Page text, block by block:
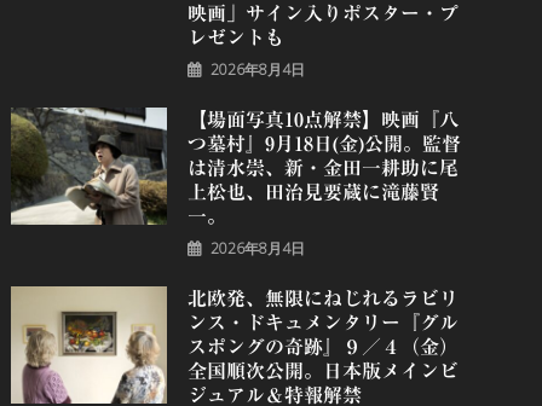
映画」サイン入りポスター・プ
レゼントも
2026年8月4日
【場面写真10点解禁】映画『八
つ墓村』9月18日(金)公開。監督
は清水崇、新・金田一耕助に尾
上松也、田治見要蔵に滝藤賢
一。
2026年8月4日
北欧発、無限にねじれるラビリ
ンス・ドキュメンタリー『グル
スポングの奇跡』９／４（金）
全国順次公開。日本版メインビ
ジュアル＆特報解禁